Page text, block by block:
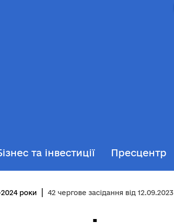
та інвестиції Пресцентр
2024 роки 42 чергове засідання від 12.09.2023